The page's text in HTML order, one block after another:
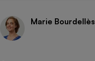
Marie Bourdellès